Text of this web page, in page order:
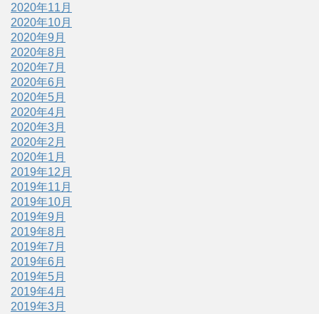
2020年11月
2020年10月
2020年9月
2020年8月
2020年7月
2020年6月
2020年5月
2020年4月
2020年3月
2020年2月
2020年1月
2019年12月
2019年11月
2019年10月
2019年9月
2019年8月
2019年7月
2019年6月
2019年5月
2019年4月
2019年3月